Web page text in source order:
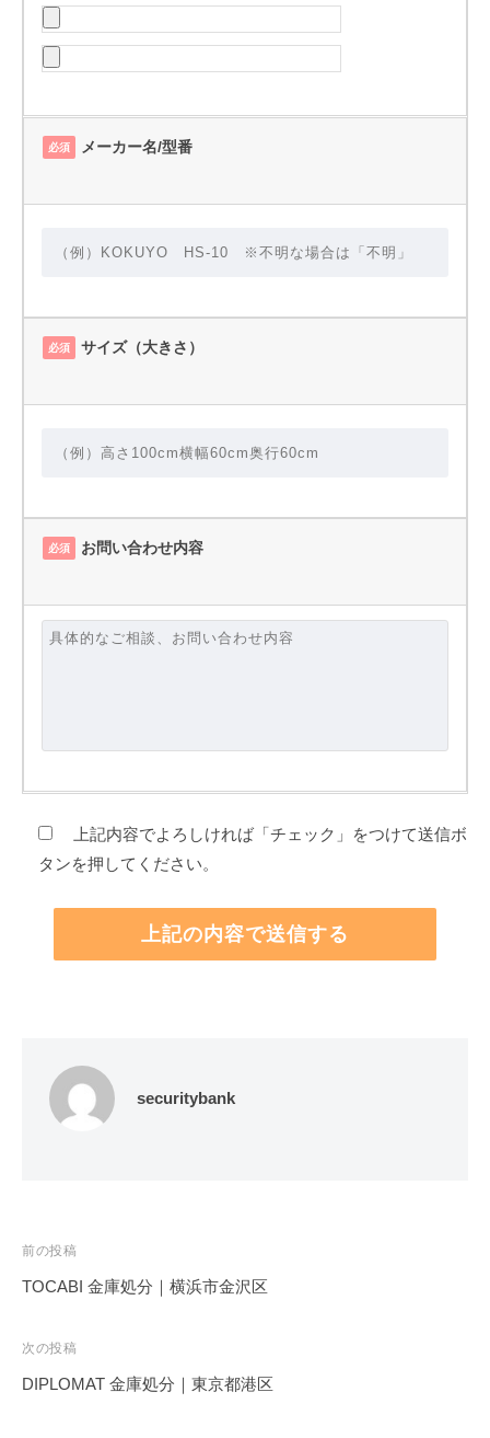
必須 メーカー名/型番
必須 サイズ（大きさ）
必須 お問い合わせ内容
上記内容でよろしければ「チェック」をつけて送信ボ
タンを押してください。
securitybank
投
稿
ビ
ゲ
前の投稿
TOCABI 金庫処分｜横浜市金沢区
次の投稿
DIPLOMAT 金庫処分｜東京都港区